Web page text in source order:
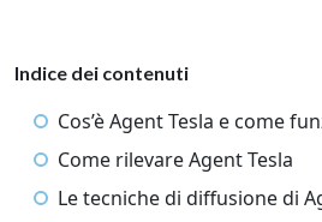
Indice dei contenuti
Cos’è Agent Tesla e come
Come rilevare Agent Tesla
Le tecniche di diffusione di